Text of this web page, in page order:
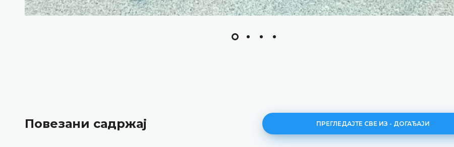
Повезани садржај ПРЕГЛЕДАЈТЕ СВЕ ИЗ - ДОГАЂАЈИ